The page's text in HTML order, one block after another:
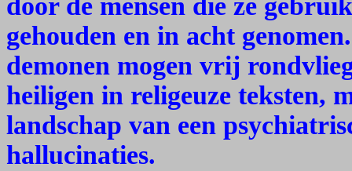
door de mensen die ze
gehouden en in acht
demonen mogen vrij
heiligen in religeuze teksten,
landschap van een
hallucinaties.